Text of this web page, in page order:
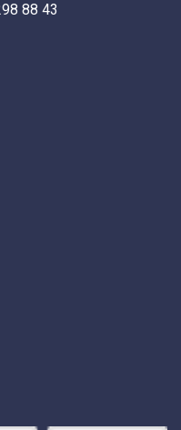
88 43